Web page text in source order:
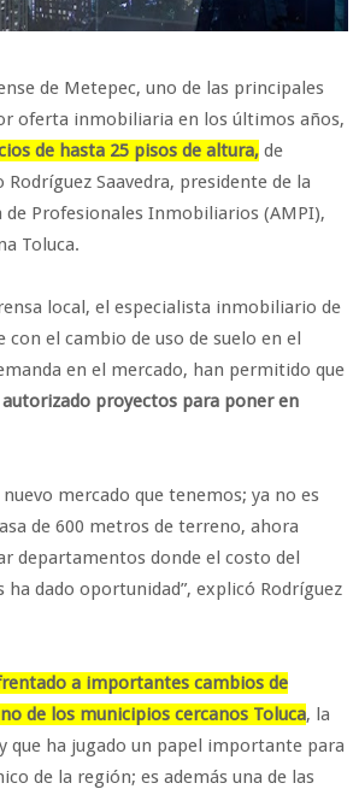
de Metepec, uno de las principales
oferta inmobiliaria en los últimos años,
de hasta 25 pisos de altura,de
Rodríguez Saavedra, presidente de la
de Profesionales Inmobiliarios (AMPI),
Toluca.
local, el especialista inmobiliario de
con el cambio de uso de suelo en el
en el mercado, han permitido que
autorizado proyectos para poner en
mercado que tenemos; ya no es
de 600 metros de terreno, ahora
departamentos donde el costo del
ha dado oportunidad”, explicó Rodríguez
a importantes cambios de
de los municipios cercanos Toluca, la
que ha jugado un papel importante para
de la región; es además una de las